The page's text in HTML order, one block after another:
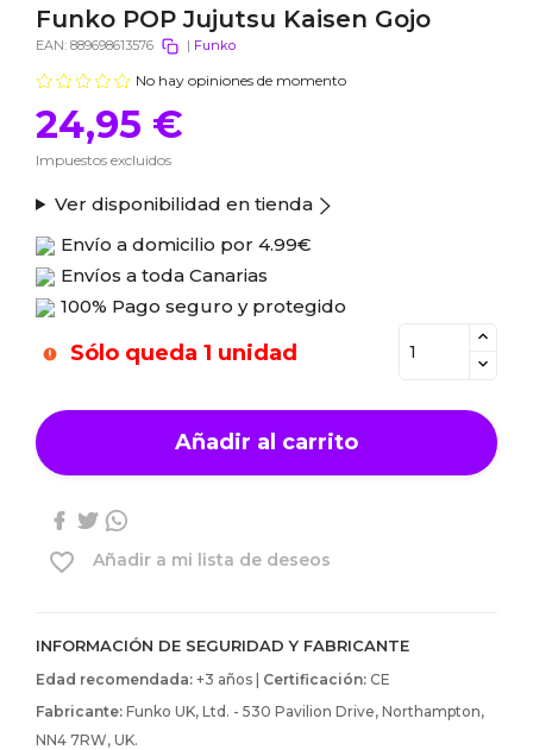
Funko POP Jujutsu Kaisen Gojo
EAN: 889698613576 | Funko
No hay opiniones de momento
24,95 €
Impuestos excluidos
Ver disponibilidad en tienda
Envío a domicilio por 4.99€
Envíos a toda Canarias
100% Pago seguro y protegido
Sólo queda 1 unidad
Añadir al carrito
favorite_border Añadir a mi lista de deseos
INFORMACIÓN DE SEGURIDAD Y FABRICANTE
Edad recomendada: +3 años | Certificación: CE
Fabricante: Funko UK, Ltd. - 530 Pavilion Drive, Northampton,
NN4 7RW, UK.